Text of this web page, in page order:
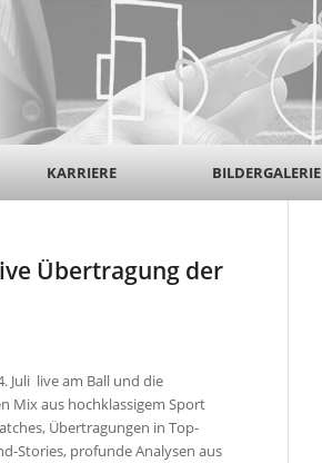
KARRIERE BILDERGALERIE
Übertragung der
Juli live am Ball und die
Mix aus hochklassigem Sport
Übertragungen in Top-
Stories, profunde Analysen aus